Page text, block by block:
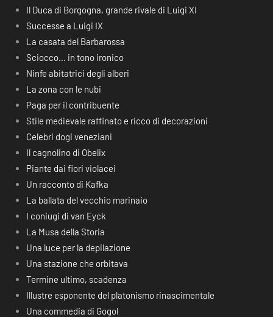
Il Duca di Borgogna, grande rivale di Luigi XI
Successe a Luigi IX
La casata del Barbarossa
Sciocco… in tono ironico
Ninfe abitatrici degli alberi
La zona con le nubi
Paga per il contribuente
Stile medievale raffinato e ricco di decorazioni
Celebri dogi veneziani
Il cagnolino di Obelix
Piante dai fiori violacei
Un racconto di Kafka
La ballata del vecchio marinaio
I coniugi di van Eyck
La Musa della Storia
Una luce per la depilazione
Una stazione che orbitava
Termine ultimo, scadenza
Illustre esponente del platonismo rinascimentale
Una commedia di Gogol